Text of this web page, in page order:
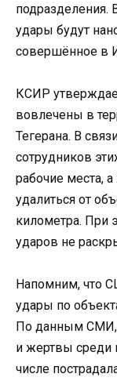
подразделения.
удары будут
совершённое в
КСИР
вовлечены в
Тегерана. В
сотрудников
рабочие места,
удалиться от
километра. При
ударов не
Напомним, что
удары по
По данным СМИ,
и жертвы среди
числе